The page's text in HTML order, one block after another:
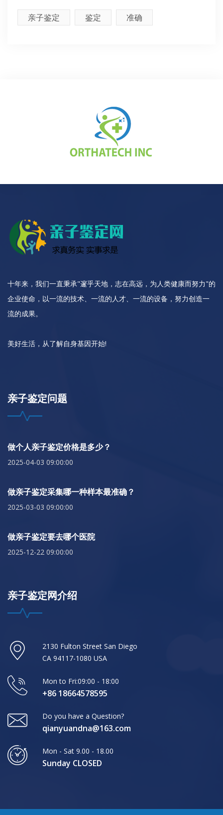
亲子鉴定 鉴定 准确
十年来，我们一直秉承"邃乎天地，志在高远，为人类健康而努力"的
企业使命，以一流的技术、一流的人才、一流的设备，努力创造一
流的成果。
美好生活，从了解自身基因开始!
亲子鉴定问题
做个人亲子鉴定价格是多少？
2025-04-03 09:00:00
做亲子鉴定采集哪一种样本最准确？
2025-03-03 09:00:00
做亲子鉴定要去哪个医院
2025-12-22 09:00:00
亲子鉴定网介绍
2130 Fulton Street San Diego
CA 94117-1080 USA
Mon to Fri:09:00 - 18:00
+86 18664578595
Do you have a Question?
qianyuandna@163.com
Mon - Sat 9.00 - 18.00
Sunday CLOSED